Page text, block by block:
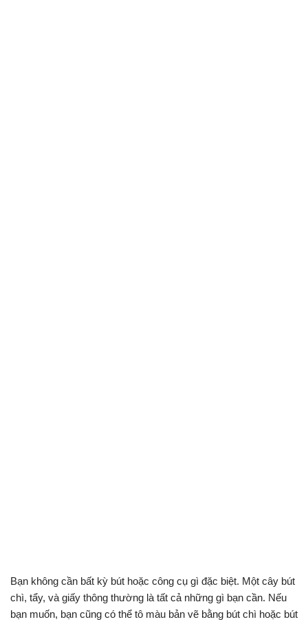
Bạn không cần bất kỳ bút hoặc công cụ gì đặc biệt. Một cây bút
chì, tẩy, và giấy thông thường là tất cả những gì bạn cần. Nếu
bạn muốn, bạn cũng có thể tô màu bản vẽ bằng bút chì hoặc bút